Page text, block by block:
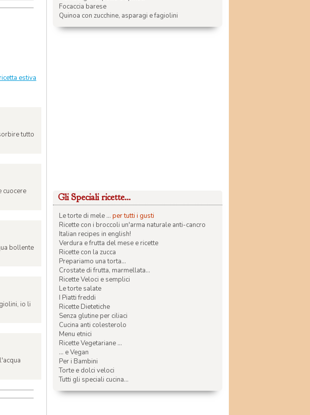
estiva
tutto
cuocere
bollente
io li
Focaccia barese
Quinoa con zucchine, asparagi e fagiolini
Gli Speciali ricette...
Le torte di mele ... per tutti i gusti
Ricette con i broccoli un'arma naturale anti-cancro
Italian recipes in english!
Verdura e frutta del mese e ricette
Ricette con la zucca
Prepariamo una torta...
Crostate di frutta, marmellata...
Ricette Veloci e semplici
Le torte salate
I Piatti freddi
Ricette Dietetiche
Senza glutine per ciliaci
Cucina anti colesterolo
Menu etnici
Ricette Vegetariane ...
... e Vegan
Per i Bambini
Torte e dolci veloci
Tutti gli speciali cucina...